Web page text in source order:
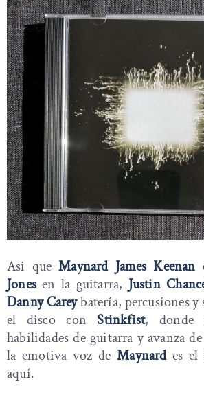
Asi queMaynard James Keenan
Jonesen la guitarra, Justin
Danny Careybatería, percusiones y
el disco conStinkfist, donde
habilidades de guitarra y avanza
la emotiva voz deMaynardes el
aquí.